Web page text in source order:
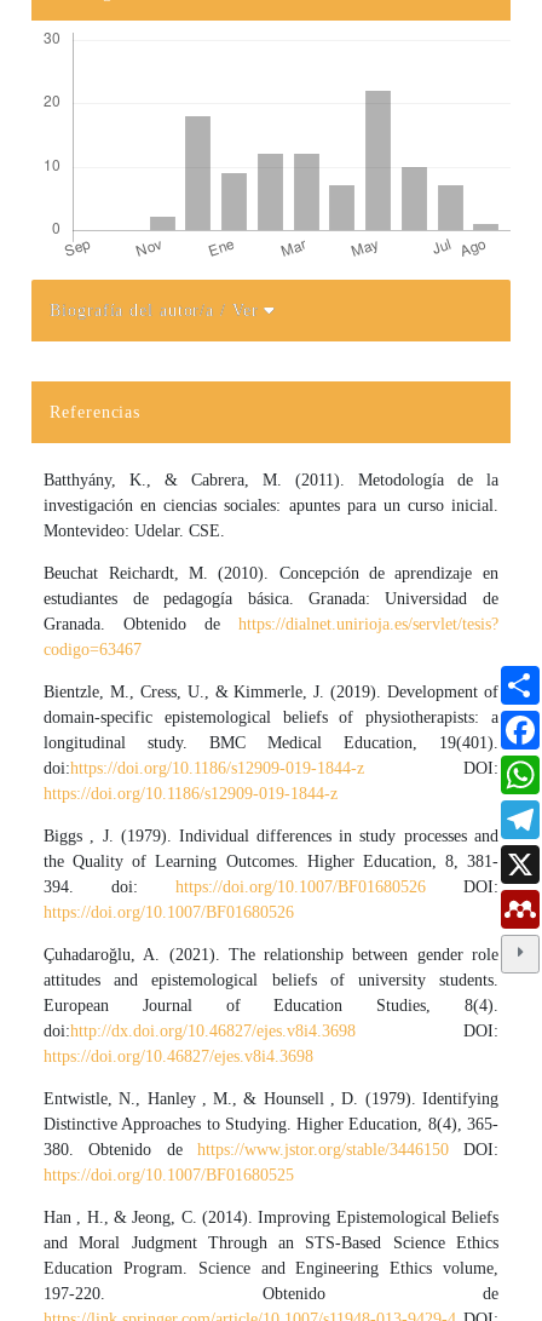
Biografía del autor/a/ Ver
Referencias
Batthyány, K., & Cabrera, M. (2011). Metodología de la
investigación en ciencias sociales: apuntes para un curso inicial.
Montevideo: Udelar. CSE.
Beuchat Reichardt, M. (2010). Concepción de aprendizaje en
estudiantes de pedagogía básica. Granada: Universidad de
Granada. Obtenido de https://dialnet.unirioja.es/servlet/tesis?
codigo=63467
Bientzle, M., Cress, U., & Kimmerle, J. (2019). Development of
domain-specific epistemological beliefs of physiotherapists: a
longitudinal study. BMC Medical Education, 19(401).
doi:https://doi.org/10.1186/s12909-019-1844-z DOI:
https://doi.org/10.1186/s12909-019-1844-z
Biggs , J. (1979). Individual differences in study processes and
the Quality of Learning Outcomes. Higher Education, 8, 381-
394. doi: https://doi.org/10.1007/BF01680526DOI:
https://doi.org/10.1007/BF01680526
Çuhadaroğlu, A. (2021). The relationship between gender role
attitudes and epistemological beliefs of university students.
European Journal of Education Studies, 8(4).
doi:http://dx.doi.org/10.46827/ejes.v8i4.3698 DOI:
https://doi.org/10.46827/ejes.v8i4.3698
Entwistle, N., Hanley , M., & Hounsell , D. (1979). Identifying
Distinctive Approaches to Studying. Higher Education, 8(4), 365-
380. Obtenido de https://www.jstor.org/stable/3446150DOI:
https://doi.org/10.1007/BF01680525
Han , H., & Jeong, C. (2014). Improving Epistemological Beliefs
and Moral Judgment Through an STS-Based Science Ethics
Education Program. Science and Engineering Ethics volume,
197-220. Obtenido de